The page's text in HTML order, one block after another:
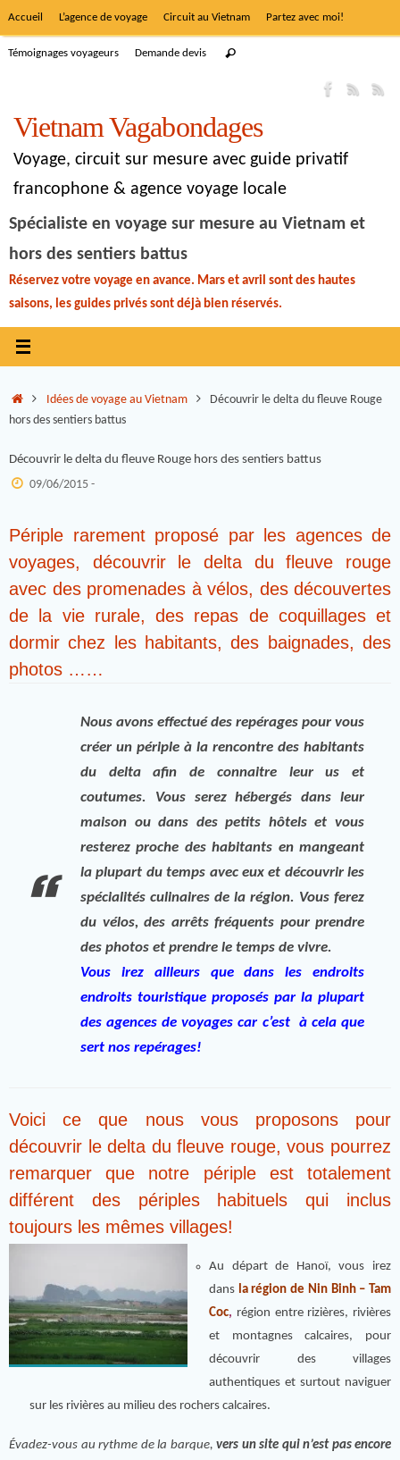
Accueil L’agence de voyage Circuit au Vietnam Partez avec moi!
Témoignages voyageurs Demande devis
Vietnam Vagabondages
Voyage, circuit sur mesure avec guide privatif
francophone & agence voyage locale
Spécialiste en voyage sur mesure au Vietnam et
hors des sentiers battus
Réservez votre voyage en avance. Mars et avril sont des hautes
saisons, les guides privés sont déjà bien réservés.
Idées de voyage au Vietnam
Découvrir le delta du fleuve Rouge
hors des sentiers battus
Découvrir le delta du fleuve Rouge hors des sentiers battus
09/06/2015 -
Périple rarement proposé par les agences de
voyages, découvrir le delta du fleuve rouge
avec des promenades à vélos, des découvertes
de la vie rurale, des repas de coquillages et
dormir chez les habitants, des baignades, des
photos ……
Nous avons effectué des repérages pour vous
créer un périple à la rencontre des habitants
du delta afin de connaitre leur us et
coutumes. Vous serez hébergés dans leur
maison ou dans des petits hôtels et vous
resterez proche des habitants en mangeant
la plupart du temps avec eux et découvrir les
spécialités culinaires de la région. Vous ferez
du vélos, des arrêts fréquents pour prendre
des photos et prendre le temps de vivre.
Vous irez ailleurs que dans les endroits
endroits touristique proposés par la plupart
des agences de voyages car c’est à cela que
sert nos repérages!
Voici ce que nous vous proposons pour
découvrir le delta du fleuve rouge, vous pourrez
remarquer que notre périple est totalement
différent des périples habituels qui inclus
toujours les mêmes villages!
Au départ de Hanoï, vous irez
dans la région de Nin Binh – Tam
Coc, région entre rizières, rivières
et montagnes calcaires, pour
découvrir des villages
authentiques et surtout naviguer
sur les rivières au milieu des rochers calcaires.
Évadez-vous au rythme de la barque, vers un site qui n’est pas encore